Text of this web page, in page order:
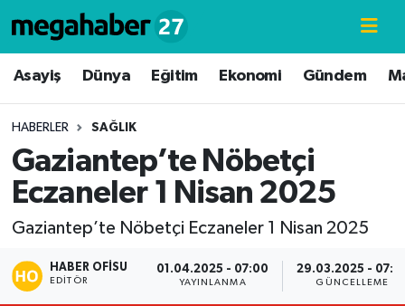
Asayiş Dünya Eğitim Ekonomi Gündem
HABERLER SAĞLIK
Gaziantep’te Nöbetçi
Eczaneler 1 Nisan 2025
Gaziantep’te Nöbetçi Eczaneler 1 Nisan 2025
HABER OFISU
EDITÖR
01.04.2025 - 07:00
YAYINLANMA
29.03.2025 -
GÜNCELLEME
Hava Durumu
Süper Lig Puan Durumu ve Fikstür
Tüm Manşetler